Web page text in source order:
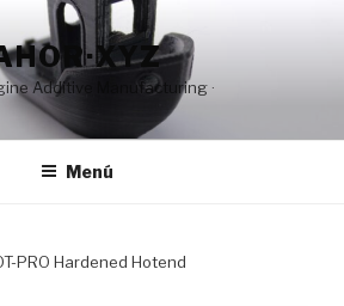
Additive Manufacturing ·
Menú
PRO Hardened Hotend